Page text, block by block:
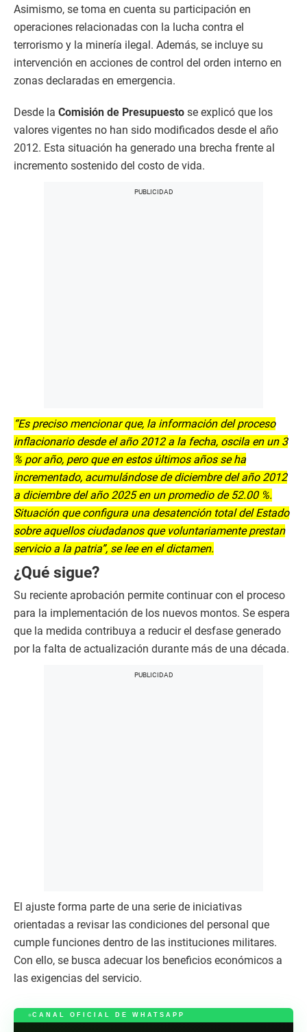
Asimismo, se toma en cuenta su participación en
operaciones relacionadas con la lucha contra el
terrorismo y la minería ilegal. Además, se incluye su
intervención en acciones de control del orden interno en
zonas declaradas en emergencia.
Desde la Comisión de Presupuesto se explicó que los
valores vigentes no han sido modificados desde el año
2012. Esta situación ha generado una brecha frente al
incremento sostenido del costo de vida.
“Es preciso mencionar que, la información del proceso
inflacionario desde el año 2012 a la fecha, oscila en un 3
% por año, pero que en estos últimos años se ha
incrementado, acumulándose de diciembre del año 2012
a diciembre del año 2025 en un promedio de 52.00 %.
Situación que configura una desatención total del Estado
sobre aquellos ciudadanos que voluntariamente prestan
servicio a la patria”, se lee en el dictamen.
¿Qué sigue?
Su reciente aprobación permite continuar con el proceso
para la implementación de los nuevos montos. Se espera
que la medida contribuya a reducir el desfase generado
por la falta de actualización durante más de una década.
El ajuste forma parte de una serie de iniciativas
orientadas a revisar las condiciones del personal que
cumple funciones dentro de las instituciones militares.
Con ello, se busca adecuar los beneficios económicos a
las exigencias del servicio.
CANAL OFICIAL DE WHATSAPP